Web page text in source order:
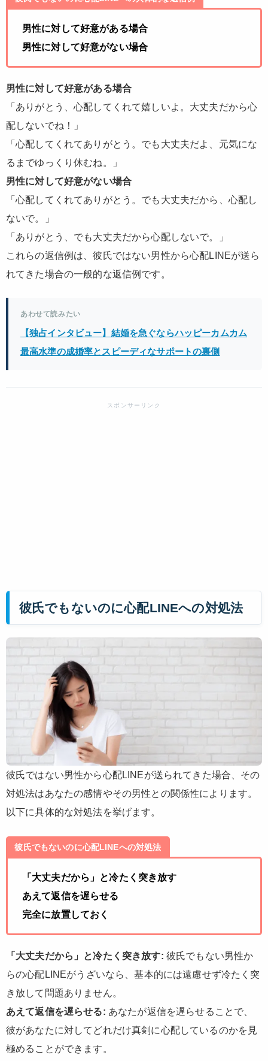
男性に対して好意がある場合
男性に対して好意がない場合
男性に対して好意がある場合
「ありがとう、心配してくれて嬉しいよ。大丈夫だから心
配しないでね！」
「心配してくれてありがとう。でも大丈夫だよ、元気にな
るまでゆっくり休むね。」
男性に対して好意がない場合
「心配してくれてありがとう。でも大丈夫だから、心配し
ないで。」
「ありがとう、でも大丈夫だから心配しないで。」
これらの返信例は、彼氏ではない男性から心配LINEが送ら
れてきた場合の一般的な返信例です。
あわせて読みたい
【独占インタビュー】結婚を急ぐならハッピーカムカム
最高水準の成婚率とスピーディなサポートの裏側
彼氏でもないのに心配LINEへの対処法
彼氏ではない男性から心配LINEが送られてきた場合、その
対処法はあなたの感情やその男性との関係性によります。
以下に具体的な対処法を挙げます。
彼氏でもないのに心配LINEへの対処法
「大丈夫だから」と冷たく突き放す
あえて返信を遅らせる
完全に放置しておく
「大丈夫だから」と冷たく突き放す: 彼氏でもない男性か
らの心配LINEがうざいなら、基本的には遠慮せず冷たく突
き放して問題ありません。
あえて返信を遅らせる: あなたが返信を遅らせることで、
彼があなたに対してどれだけ真剣に心配しているのかを見
極めることができます。